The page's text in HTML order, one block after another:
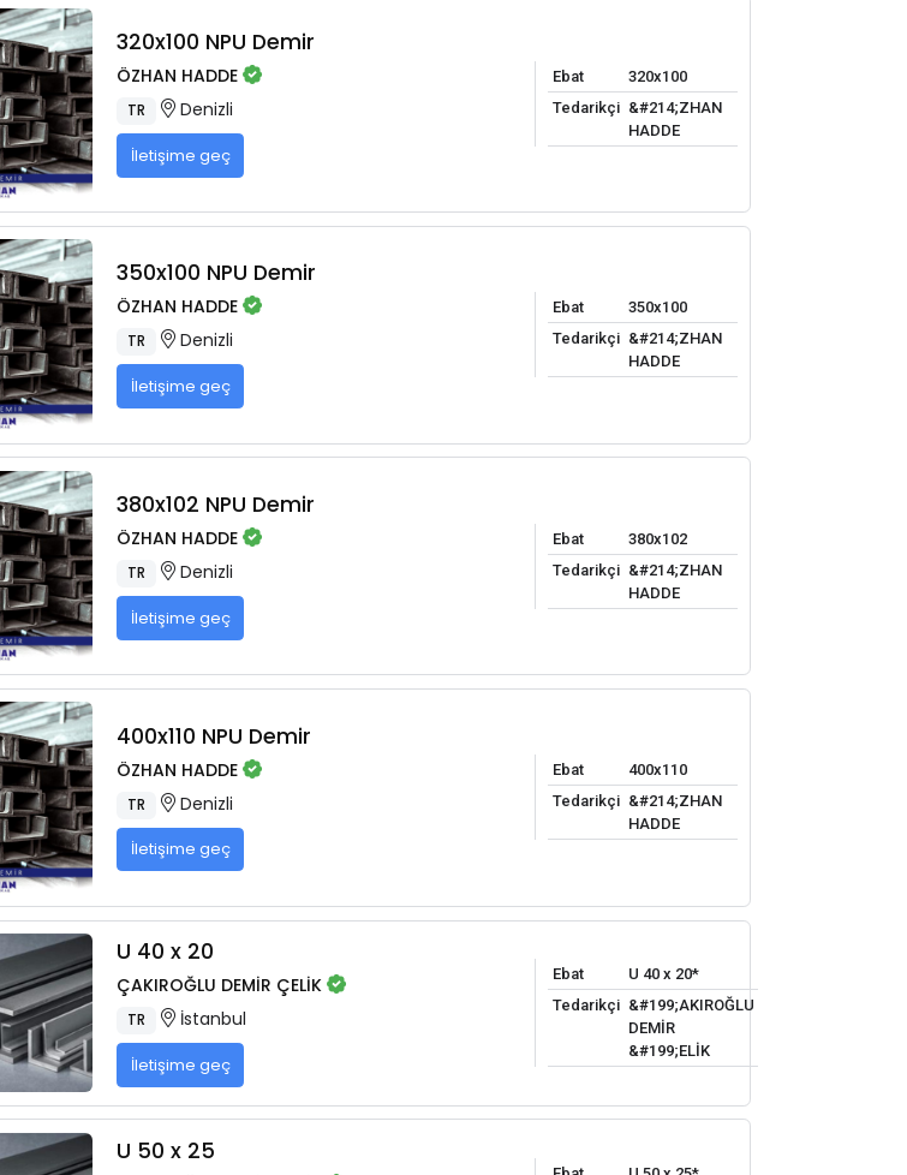
320x100 NPU Demir
ÖZHAN HADDE
TR Denizli
İletişime geç
Ebat
320x100
Tedarikçi &#214;ZHAN
HADDE
350x100 NPU Demir
ÖZHAN HADDE
TR Denizli
İletişime geç
Ebat
350x100
Tedarikçi &#214;ZHAN
HADDE
380x102 NPU Demir
ÖZHAN HADDE
TR Denizli
İletişime geç
Ebat
380x102
Tedarikçi &#214;ZHAN
HADDE
400x110 NPU Demir
ÖZHAN HADDE
TR Denizli
İletişime geç
Ebat
400x110
Tedarikçi &#214;ZHAN
HADDE
U 40 x 20
ÇAKIROĞLU DEMİR ÇELİK
TR İstanbul
İletişime geç
Ebat
U 40 x 20*
Tedarikçi &#199;AKIROĞLU
DEMİR
&#199;ELİK
U 50 x 25